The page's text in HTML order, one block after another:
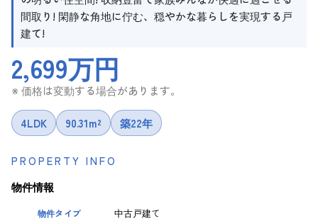
間取り! 閑静な角地に佇む、穏やかな暮らしを実現する戸
建て!
2,699万円
※ 価格は変動する場合があります。
4LDK 90.31m² 築22年
PROPERTY INFO
物件情報
物件タイプ 中古戸建て